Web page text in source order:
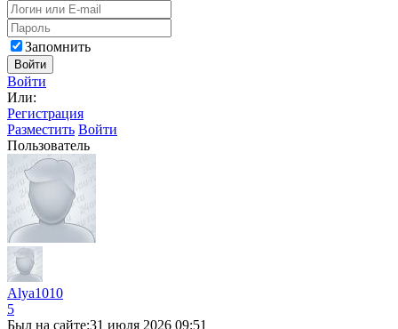
Запомнить
Войти
Войти
Или:
Регистрация
Разместить Войти
Пользователь
Alya1010
5
Был на сайте:31 июля 2026 09:51